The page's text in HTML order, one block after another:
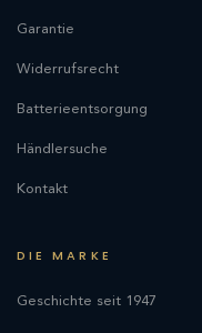
Garantie
Widerrufsrecht
Batterieentsorgung
Händlersuche
Kontakt
DIE MARKE
Geschichte seit 1947